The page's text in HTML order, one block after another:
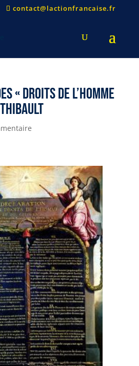
contact@lactionfrancaise.fr
« DROITS DE L’HOMME